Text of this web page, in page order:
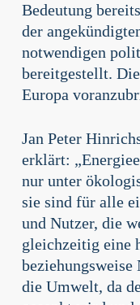
Bedeutung
der
notwendigen
bereitgestellt.
Europa
Jan Peter
erklärt:
nur unter
sie sind für alle
und Nutzer, die
gleichzeitig eine
die Umwelt, da